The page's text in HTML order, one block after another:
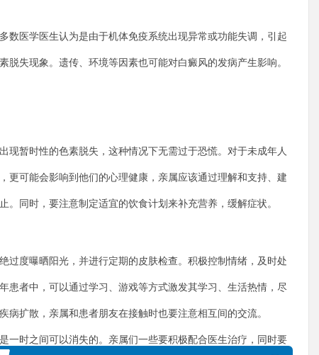
医学医生认为是由于机体免疫系统出现异常或功能失调，引起
脱失现象。遗传、环境等因素也可能对白癜风的发病产生影响。
暂时性的色素脱失，这种情况下无需过于恐慌。对于未成年人
更可能会影响到他们的心理健康，亲属应该通过理解和支持、建
。同时，要注意制定适宜的饮食计划来补充营养，缓解症状。
度曝晒阳光，并进行定期的皮肤检查。积极控制情绪，及时处
患者中，可以通过学习、游戏等方式激发其学习、生活热情，尽
病扩散，亲属和患者朋友在接触时也要注意相互间的交流。
时之间可以消失的。亲属们一些要积极配合医生治疗，同时要
合肥华夏白癜风预约挂号中心